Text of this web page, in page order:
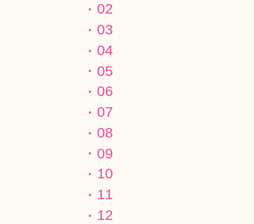
02
03
04
05
06
07
08
09
10
11
12